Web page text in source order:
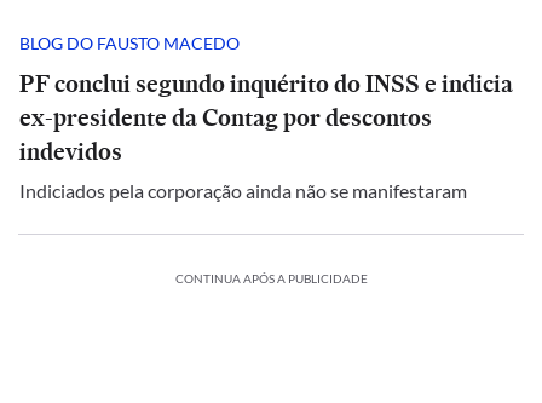
BLOG DO FAUSTO MACEDO
PF conclui segundo inquérito do INSS e indicia
ex-presidente da Contag por descontos
indevidos
Indiciados pela corporação ainda não se manifestaram
CONTINUA APÓS A PUBLICIDADE